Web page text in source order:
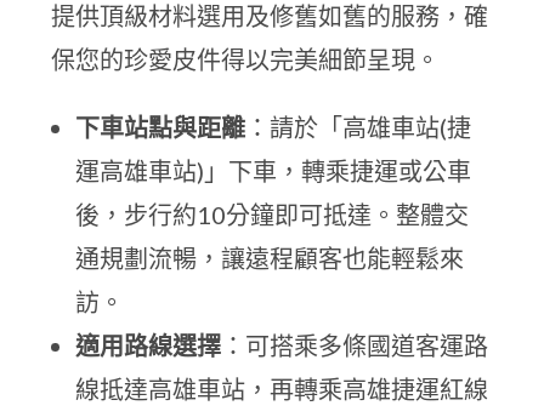
提供頂級材料選用及修舊如舊的服務，確
保您的珍愛皮件得以完美細節呈現。
下車站點與距離 ：請於「高雄車站(捷
運高雄車站)」下車，轉乘捷運或公車
後，步行約10分鐘即可抵達。整體交
通規劃流暢，讓遠程顧客也能輕鬆來
訪。
適用路線選擇 ：可搭乘多條國道客運路
線抵達高雄車站，再轉乘高雄捷運紅線